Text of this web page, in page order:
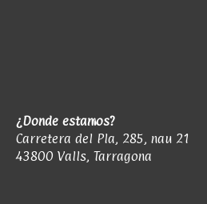
¿Donde estamos?
Carretera del Pla, 285, nau 21
43800 Valls, Tarragona